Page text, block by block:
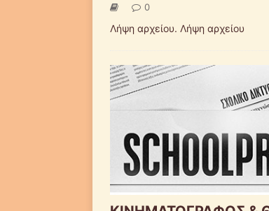
0
Λήψη αρχείου. Λήψη αρχείου